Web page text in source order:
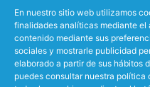
En nuestro sitio web utilizamos
finalidades analíticas mediante
contenido mediante sus
sociales y mostrarle publicidad
elaborado a partir de sus hábitos
puedes consultar nuestra política
anotado el técnic-
con su pleno de victorias.
El CN Terrassa ha
tras imponerse en la